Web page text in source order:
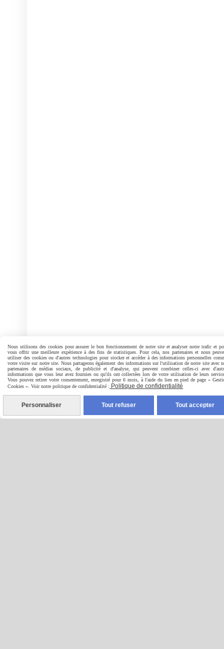
Nous utilisons des cookies pour assurer le bon fonctionnement de notre site et analyser notre trafic et
vous offrir une meilleure expérience à des fins de statistiques. Pour cela, nos partenaires et nous
utiliser des cookies ou d'autres technologies pour stocker et accéder à des informations personnelles
votre visite sur notre site. Nous partageons également des informations sur l'utilisation de notre site avec
partenaires de médias sociaux, de publicité et d'analyse, qui peuvent combiner celles-ci avec
informations que vous leur avez fournies ou qu'ils ont collectées lors de votre utilisation de leurs
Vous pouvez retirer votre consentement, enregistré pour 6 mois, à l'aide du lien en pied de page «
Cookies ». Voir notre politique de confidentialité : Politique de confidentialité
Personnaliser Tout refuser Tout accepter